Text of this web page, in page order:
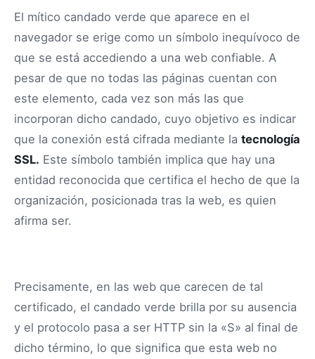
El mítico candado verde que aparece en el
navegador se erige como un símbolo inequívoco de
que se está accediendo a una web confiable. A
pesar de que no todas las páginas cuentan con
este elemento, cada vez son más las que
incorporan dicho candado, cuyo objetivo es indicar
que la conexión está cifrada mediante la tecnología
SSL. Este símbolo también implica que hay una
entidad reconocida que certifica el hecho de que la
organización, posicionada tras la web, es quien
afirma ser.
Precisamente, en las web que carecen de tal
certificado, el candado verde brilla por su ausencia
y el protocolo pasa a ser HTTP sin la «S» al final de
dicho término, lo que significa que esta web no